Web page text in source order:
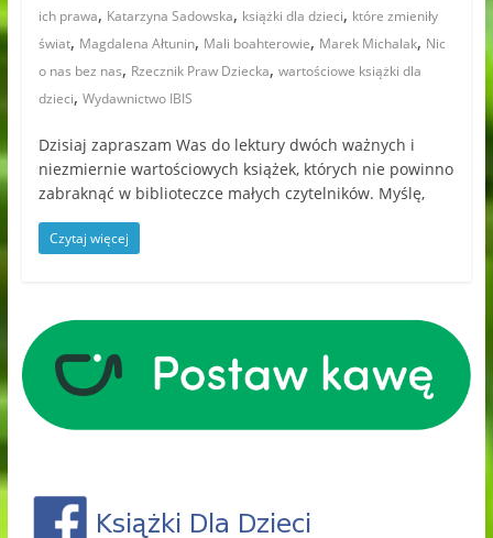
ich prawa, Katarzyna Sadowska, książki dla dzieci, które zmieniły
świat, Magdalena Ałtunin, Mali boahterowie, Marek Michalak, Nic
o nas bez nas, Rzecznik Praw Dziecka, wartościowe książki dla
dzieci, Wydawnictwo IBIS
Dzisiaj zapraszam Was do lektury dwóch ważnych i
niezmiernie wartościowych książek, których nie powinno
zabraknąć w biblioteczce małych czytelników. Myślę,
Czytaj więcej